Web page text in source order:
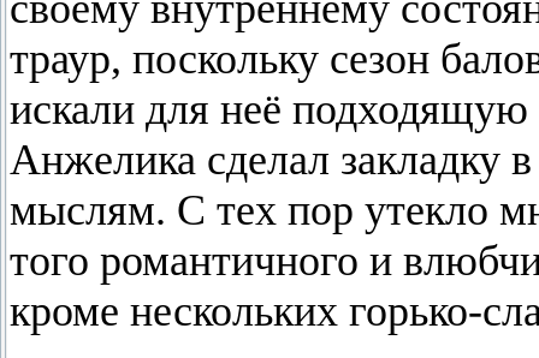
траур, поскольку сезон
искали для неё
Анжелика сделал закладку
мыслям. С тех пор утекло
того романтичного и
кроме нескольких горько-